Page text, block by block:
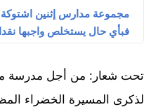
مجموعة مدارس إثنين اشتوكة
فبأي حال يستخلص واجبها
تحت شعار: من أجل مدرسة
لذكرى المسيرة الخضراء